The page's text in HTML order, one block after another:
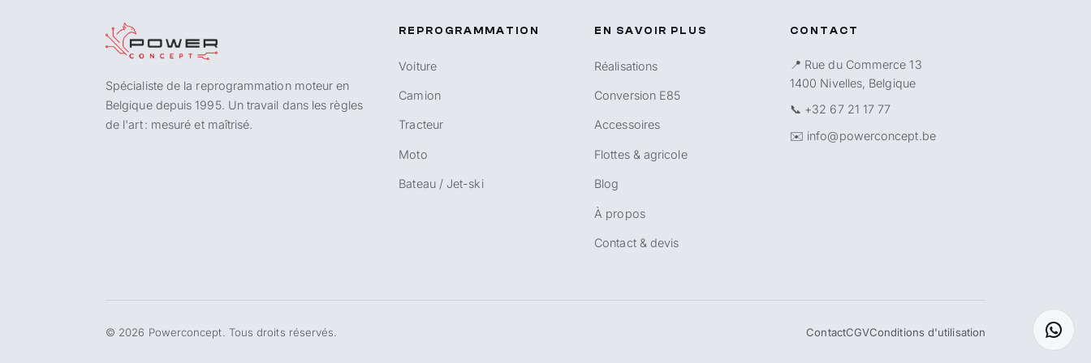
Spécialiste de la reprogrammation moteur en
Belgique depuis 1995. Un travail dans les règles
de l'art : mesuré et maîtrisé.
REPROGRAMMATION
Voiture
Camion
Tracteur
Moto
Bateau / Jet-ski
EN SAVOIR PLUS
Réalisations
Conversion E85
Accessoires
Flottes & agricole
Blog
À propos
Contact & devis
CONTACT
📍 Rue du Commerce 13
1400 Nivelles, Belgique
📞 +32 67 21 17 77
✉️ info@powerconcept.be
© 2026 Powerconcept. Tous droits réservés. ContactCGVConditions d'utilisation